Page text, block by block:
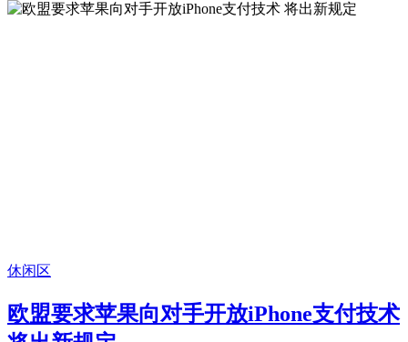
休闲区
欧盟要求苹果向对手开放iPhone支付技术